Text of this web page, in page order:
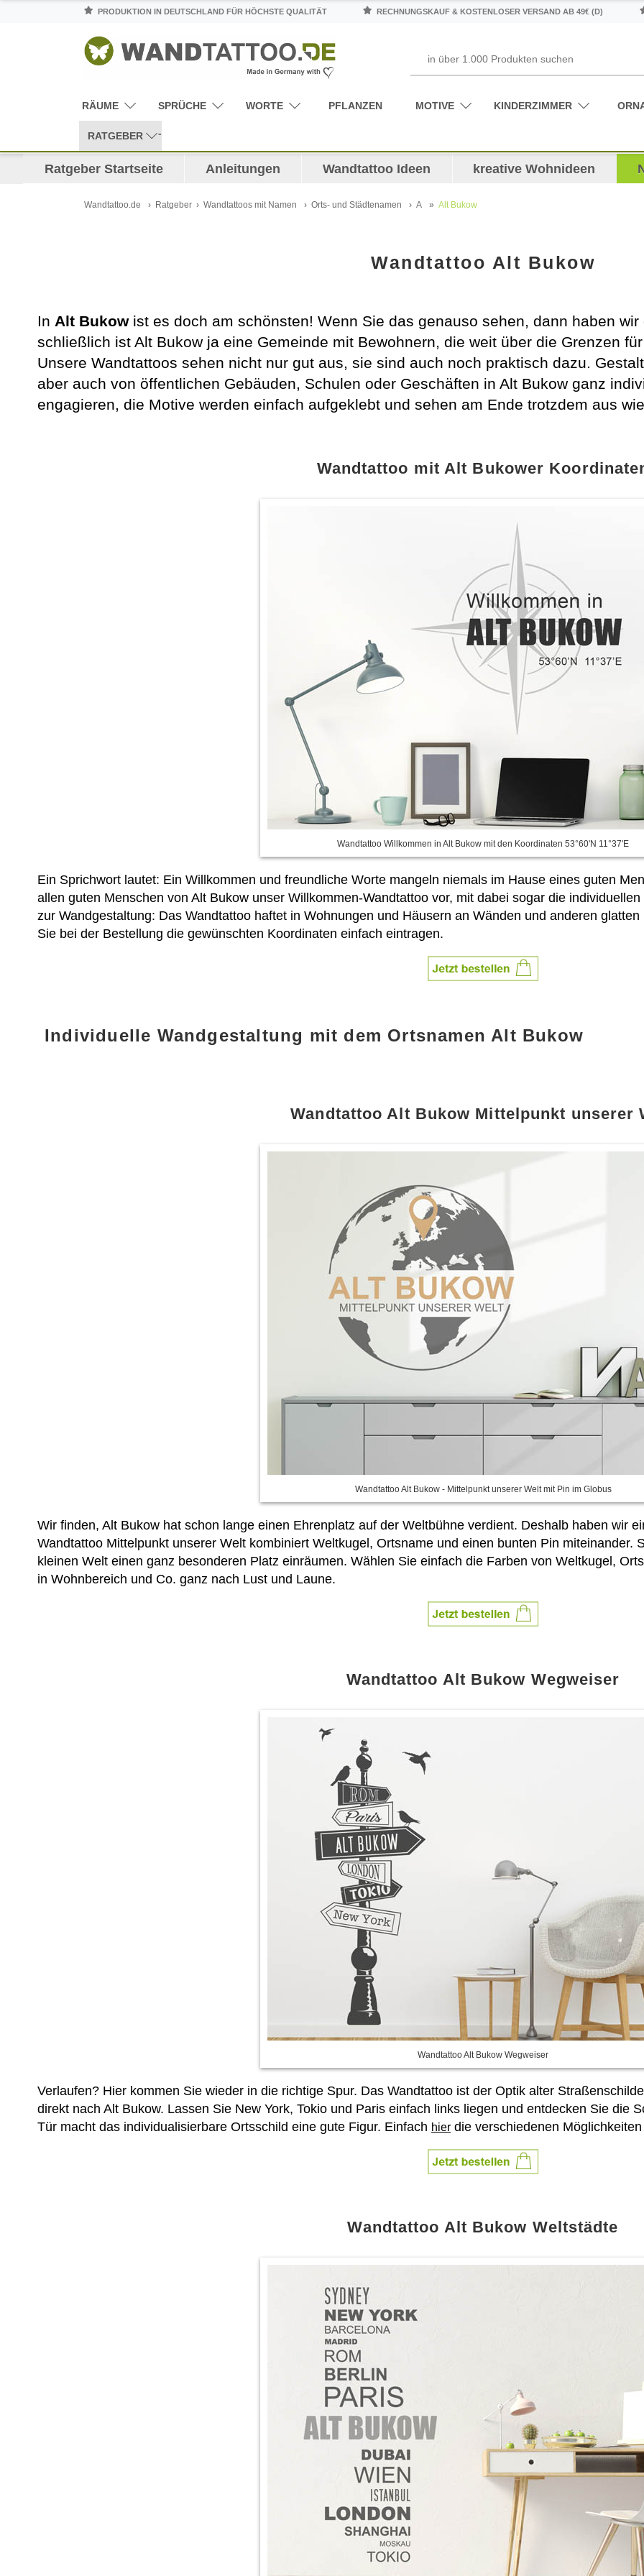
PRODUKTION IN DEUTSCHLAND FÜR HÖCHSTE QUALITÄT RECHNUNGSKAUF & KOSTENLOSER VERSAND AB 49€ (D)
RÄUME SPRÜCHE WORTE PFLANZEN MOTIVE KINDERZIMMER
RATGEBER
Ratgeber Startseite Anleitungen Wandtattoo Ideen kreative Wohnideen
Wandtattoo.de Ratgeber Wandtattoos mit Namen Orts- und Städtenamen A Alt Bukow
Wandtattoo Alt Bukow
In Alt Bukowist es doch am schönsten! Wenn Sie das genauso sehen, dann haben
schließlich ist Alt Bukow ja eine Gemeinde mit Bewohnern, die weit über die Grenzen
Unsere Wandtattoos sehen nicht nur gut aus, sie sind auch noch praktisch dazu.
aber auch von öffentlichen Gebäuden, Schulen oder Geschäften in Alt Bukow ganz
engagieren, die Motive werden einfach aufgeklebt und sehen am Ende trotzdem aus
Wandtattoo mit Alt Bukower
Wandtattoo Willkommen in Alt Bukow mit den Koordinaten 53°60'N 11°37'E
Ein Sprichwort lautet: Ein Willkommen und freundliche Worte mangeln niemals im Hause eines guten
allen guten Menschen von Alt Bukow unser Willkommen-Wandtattoo vor, mit dabei sogar die
zur Wandgestaltung: Das Wandtattoo haftet in Wohnungen und Häusern an Wänden und anderen
Sie bei der Bestellung die gewünschten Koordinaten einfach eintragen.
Individuelle Wandgestaltung mit dem Ortsnamen Alt Bukow
Wandtattoo Alt Bukow Mittelpunkt unserer
Wandtattoo Alt Bukow - Mittelpunkt unserer Welt mit Pin im Globus
Wir finden, Alt Bukow hat schon lange einen Ehrenplatz auf der Weltbühne verdient. Deshalb haben wir
Wandtattoo Mittelpunkt unserer Welt kombiniert Weltkugel, Ortsname und einen bunten Pin miteinander.
kleinen Welt einen ganz besonderen Platz einräumen. Wählen Sie einfach die Farben von Weltkugel,
in Wohnbereich und Co. ganz nach Lust und Laune.
Wandtattoo Alt Bukow Wegweiser
Wandtattoo Alt Bukow Wegweiser
Verlaufen? Hier kommen Sie wieder in die richtige Spur. Das Wandtattoo ist der Optik alter
direkt nach Alt Bukow. Lassen Sie New York, Tokio und Paris einfach links liegen und entdecken Sie die
Tür macht das individualisierbare Ortsschild eine gute Figur. Einfach hier die verschiedenen
Wandtattoo Alt Bukow Weltstädte